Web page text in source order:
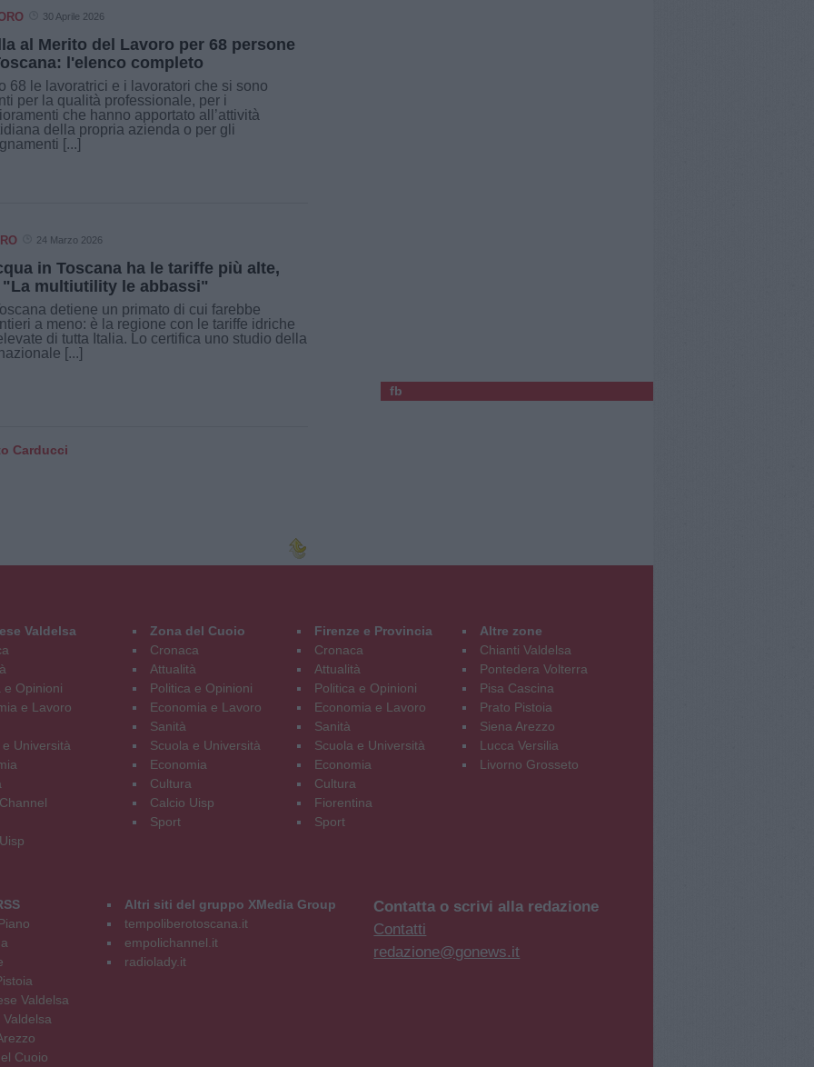
30 Aprile 2026
al Merito del Lavoro per 68 persone
l'elenco completo
68 le lavoratrici e i lavoratori che si sono
per la qualità professionale, per i
che hanno apportato all’attività
della propria azienda o per gli
[...]
24 Marzo 2026
in Toscana ha le tariffe più alte,
"La multiutility le abbassi"
detiene un primato di cui farebbe
a meno: è la regione con le tariffe idriche
di tutta Italia. Lo certifica uno studio della
[...]
Carducci
fb
Valdelsa
e Opinioni
e Lavoro
e Università
Zona del Cuoio
Cronaca
Attualità
Politica e Opinioni
Economia e Lavoro
Sanità
Scuola e Università
Economia
Cultura
Calcio Uisp
Sport
Firenze e Provincia
Cronaca
Attualità
Politica e Opinioni
Economia e Lavoro
Sanità
Scuola e Università
Economia
Cultura
Fiorentina
Sport
Altre zone
Chianti Valdelsa
Pontedera Volterra
Pisa Cascina
Prato Pistoia
Siena Arezzo
Lucca Versilia
Livorno Grosseto
Valdelsa
Valdelsa
Cuoio
Altri siti del gruppo XMedia Group
tempoliberotoscana.it
empolichannel.it
radiolady.it
Contatta o scrivi alla redazione
Contatti
redazione@gonews.it